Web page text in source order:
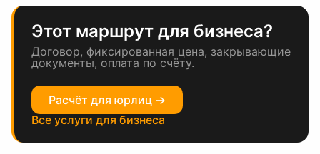
Этот маршрут для бизнеса?
Договор, фиксированная цена, закрывающие
документы, оплата по счёту.
Расчёт для юрлиц →
Все услуги для бизнеса